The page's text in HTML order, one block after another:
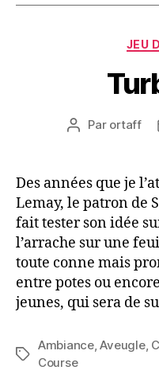
JEU
Auteur
Par ortaff
Des années que je
Lemay, le patron de
fait tester son idée
l’arrache sur une
toute conne mais
entre potes ou
jeunes, qui sera de
Étiquettes
Ambiance,Aveugle,
Course